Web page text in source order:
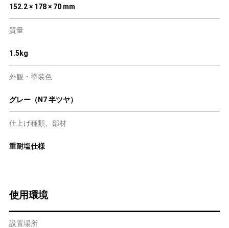
152.2 × 178 × 70 mm
質量
1.5kg
外観・塗装色
グレー（N7 半ツヤ）
仕上げ種類、部材
重耐塩仕様
使用環境
設置場所